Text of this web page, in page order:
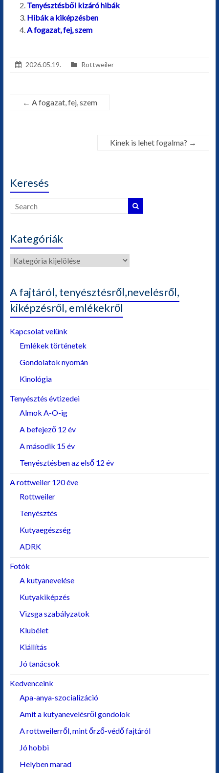
Tenyésztésből kizáró hibák
Hibák a kiképzésben
A fogazat, fej, szem
2026.05.19. Rottweiler
← A fogazat, fej, szem
Kinek is lehet fogalma? →
Keresés
Kategóriák
Kategóriák
A fajtáról, tenyésztésről,nevelésről,
kiképzésről, emlékekről
Kapcsolat velünk
Emlékek történetek
Gondolatok nyomán
Kinológia
Tenyésztés évtizedei
Almok A-O-ig
A befejező 12 év
A második 15 év
Tenyésztésben az első 12 év
A rottweiler 120 éve
Rottweiler
Tenyésztés
Kutyaegészség
ADRK
Fotók
A kutyanevelése
Kutyakiképzés
Vizsga szabályzatok
Klubélet
Kiállítás
Jó tanácsok
Kedvenceink
Apa-anya-szocializáció
Amit a kutyanevelésről gondolok
A rottweilerről, mint őrző-védő fajtáról
Jó hobbi
Helyben marad